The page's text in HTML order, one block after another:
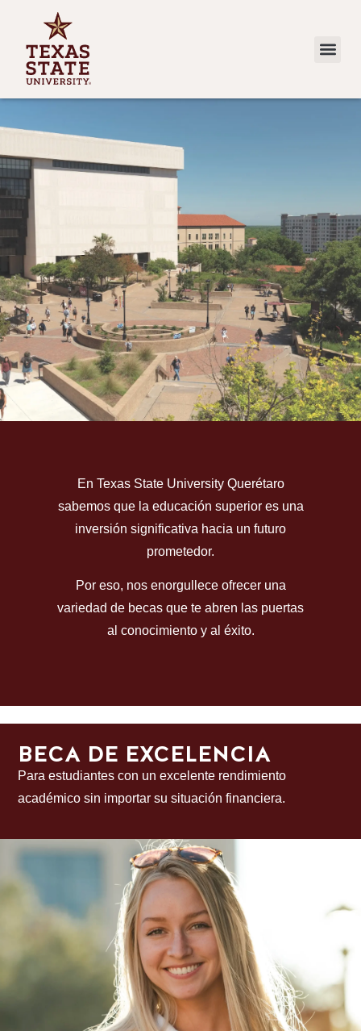
APOYOS
FINANCIEROS
En Texas State University Querétaro
sabemos que la educación superior es una
inversión significativa hacia un futuro
prometedor.
Por eso, nos enorgullece ofrecer una
variedad de becas que te abren las puertas
al conocimiento y al éxito.
BECA DE EXCELENCIA
Para estudiantes con un excelente rendimiento
académico sin importar su situación financiera.